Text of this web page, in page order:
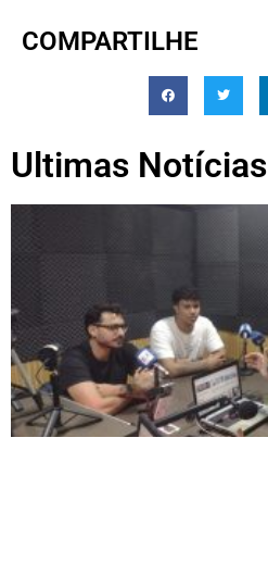
COMPARTILHE
Ultimas Notícias